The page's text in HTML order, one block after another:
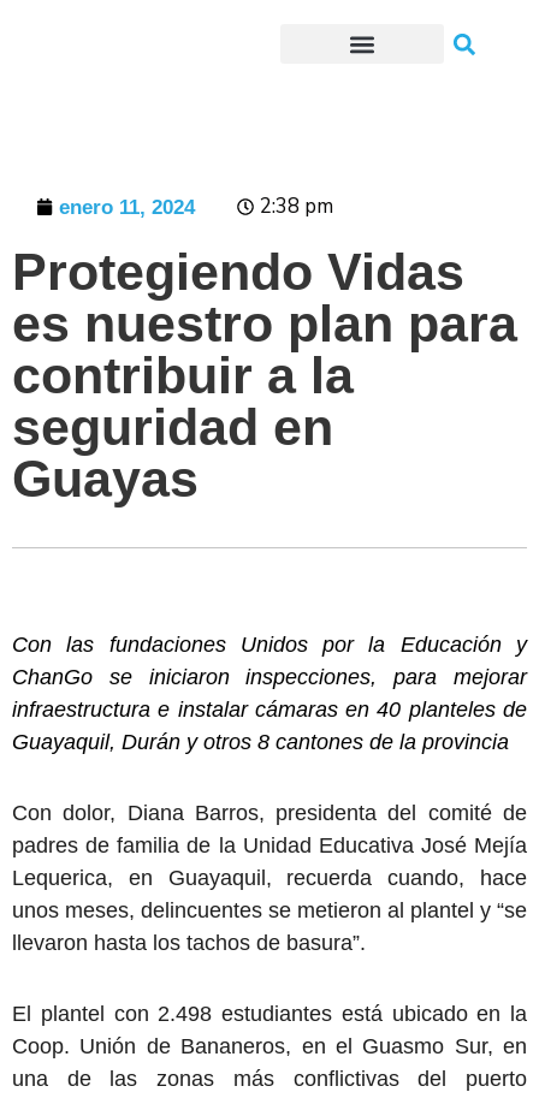
enero 11, 2024 2:38 pm
Protegiendo Vidas
es nuestro plan para
contribuir a la
seguridad en
Guayas
Con las fundaciones Unidos por la Educación y
ChanGo se iniciaron inspecciones, para mejorar
infraestructura e instalar cámaras en 40 planteles de
Guayaquil, Durán y otros 8 cantones de la provincia
Con dolor, Diana Barros, presidenta del comité de
padres de familia de la Unidad Educativa José Mejía
Lequerica, en Guayaquil, recuerda cuando, hace
unos meses, delincuentes se metieron al plantel y “se
llevaron hasta los tachos de basura”.
El plantel con 2.498 estudiantes está ubicado en la
Coop. Unión de Bananeros, en el Guasmo Sur, en
una de las zonas más conflictivas del puerto